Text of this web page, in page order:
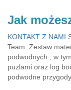
Jak
KONTAKT Z NAMI
Team. Zestaw
podwodnych , w
puzlami oraz log
podwodne przygody.